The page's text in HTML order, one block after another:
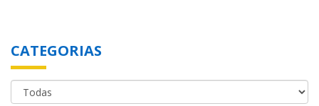
CATEGORIAS